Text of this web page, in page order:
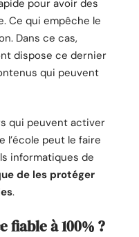
pour avoir des
Ce qui empêche le
Dans ce cas,
dispose ce dernier
qui peuvent
qui peuvent activer
peut le faire
informatiques de
de les protéger
.
fiable à 100% ?